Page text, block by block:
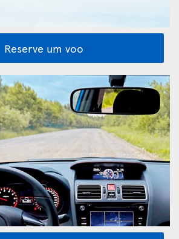
Reserve um voo